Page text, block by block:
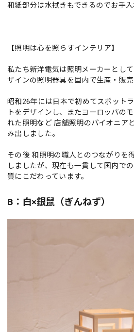
和紙部分は水拭きもできるのでお手入
【照明は心を照らすインテリア】
私たち新洋電気は照明メーカーとし
ザインの照明器具を国内で生産・販売
昭和26年には日本で初めてスポット
トをデザインし、またヨーロッパの
れた照明など 店舗照明のパイオニア
み出しました。
その後 和照明の職人とのつながりを
しましたが、現在も一貫して国内で
質にこだわっています。
B：白×銀鼠（ぎんねず）